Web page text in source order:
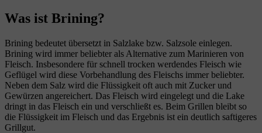
Was ist Brining?
Brining bedeutet übersetzt in Salzlake bzw. Salzsole einlegen.
Brining wird immer beliebter als Alternative zum Marinieren von
Fleisch. Insbesondere für schnell trocken werdendes Fleisch wie
Geflügel wird diese Vorbehandlung des Fleischs immer beliebter.
Neben dem Salz wird die Flüssigkeit oft auch mit Zucker und
Gewürzen angereichert. Das Fleisch wird eingelegt und die Lake
dringt in das Fleisch ein und verschließt es. Beim Grillen bleibt so
die Flüssigkeit im Fleisch und das Ergebnis ist ein deutlich saftigeres
Grillgut.